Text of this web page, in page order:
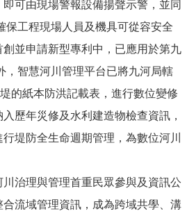
可由現場警報設備揚聲示警，並同
保工程現場人員及機具可從容安全
並申請新型專利中，已應用於第九
，智慧河川管理平台已將九河局轄
的紙本防洪記載表，進行數位變修
歷年災修及水利建造物檢查資訊，
堤防全生命週期管理，為數位河川
理與管理首重民眾參與及資訊公
流域管理資訊，成為跨域共學、溝